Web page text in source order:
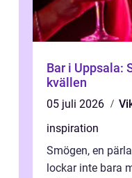
Bar i Uppsala:
kvällen
05 juli 2026
inspiration
Smögen, en
lockar inte bara